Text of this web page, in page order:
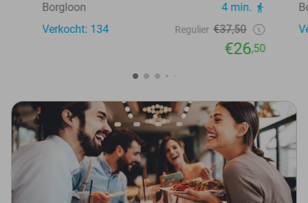
Borgloon
4 min.
Verkocht: 134
Regulier €37,50
€26,50